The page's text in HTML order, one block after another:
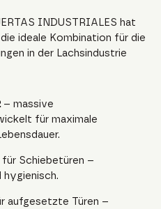
INDUSTRIALES hat
ideale Kombination für die
in der Lachsindustrie
– massive
für maximale
für Schiebetüren –
aufgesetzte Türen –